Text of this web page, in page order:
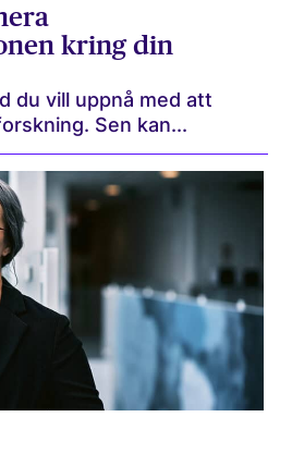
kring din
du vill uppnå med att
Sen kan...